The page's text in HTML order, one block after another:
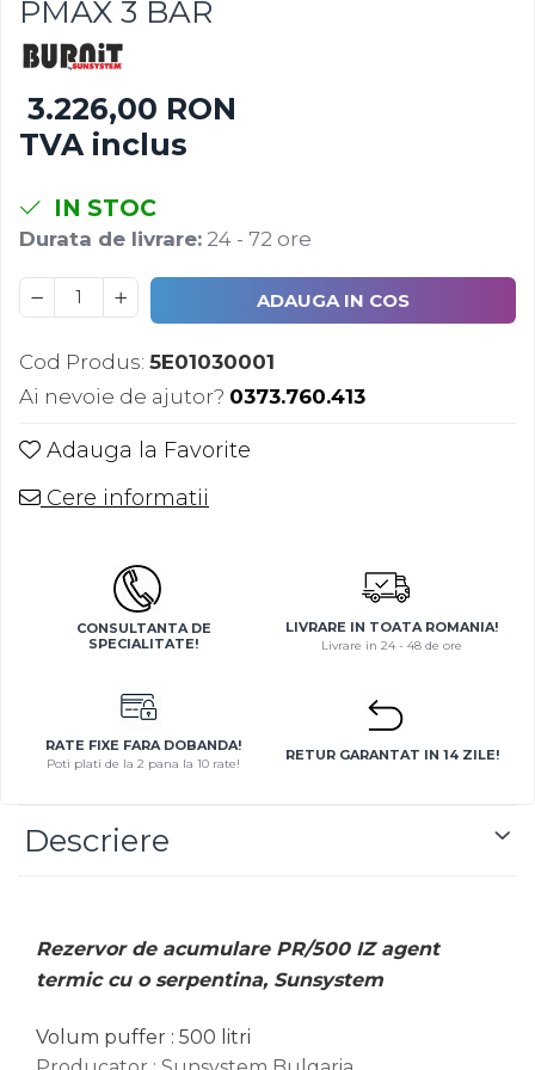
Rezervoare de acumulare
Instant apa calda pe gaz / GPL
Panouri solare cu tuburi vidate
Panouri solare plane
Pachete complete panouri
solare
solare
Panouri solare fotovoltaice
Ventilatie si climatizare
Aparate de aer conditionat
Ventiloconvectoare si sisteme
VRF
Dulapuri pentru climatizare
Sisteme evaporative de
Ventilatoare pentru baie
Filtrare si odorizare aer
Canalizare interioara
PMAX 3 BAR
3.226,00 RON
TVA inclus
IN STOC
Durata de livrare: 24 - 72 ore
ADAUGA IN COS
Cod Produs: 5E01030001
Ai nevoie de ajutor? 0373.760.413
Adauga la Favorite
Cere informatii
CONSULTANTA DE
SPECIALITATE!
LIVRARE IN TOATA ROMANIA!
Livrare in 24 - 48 de ore
RATE FIXE FARA DOBANDA!
Poti plati de la 2 pana la 10 rate!
RETUR GARANTAT IN 14 ZILE!
Descriere
Rezervor de acumulare PR/500 IZ agent
termic cu o serpentina, Sunsystem
Volum puffer : 500 litri